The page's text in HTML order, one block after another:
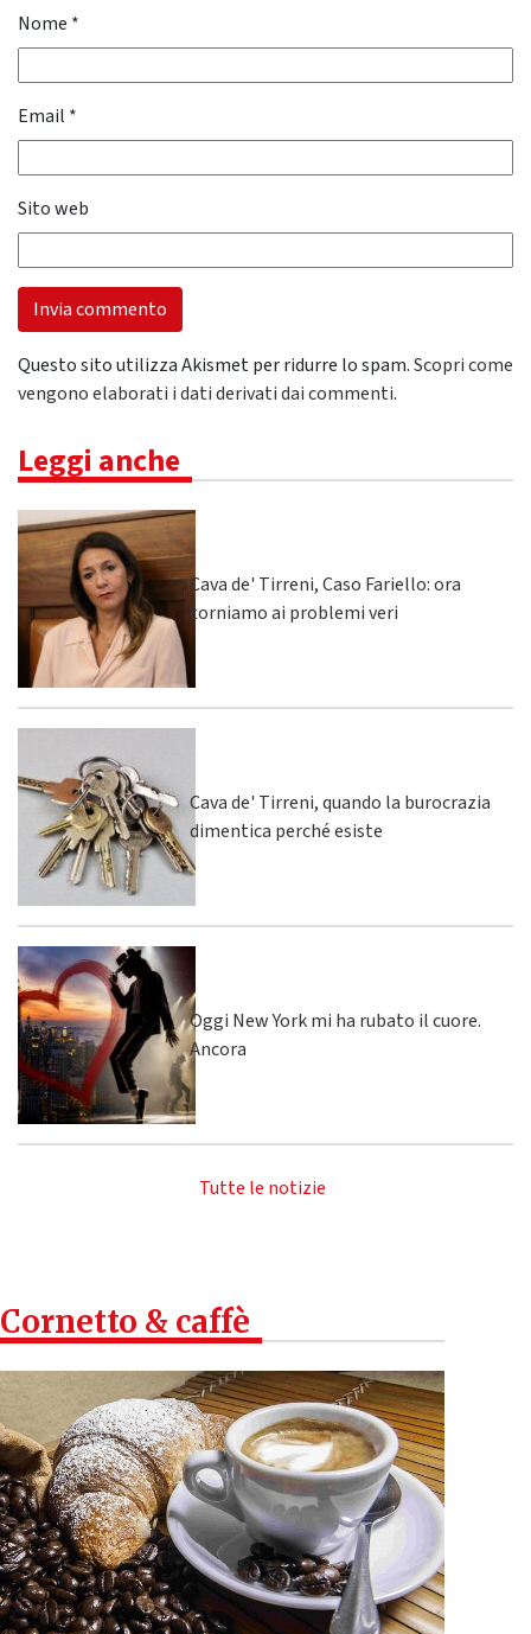
Nome *
Email *
Sito web
Questo sito utilizza Akismet per ridurre lo spam.Scopri come
vengono elaborati i dati derivati dai commenti.
Leggi anche
Cava de' Tirreni, Caso Fariello: ora
torniamo ai problemi veri
Cava de' Tirreni, quando la burocrazia
dimentica perché esiste
Oggi New York mi ha rubato il cuore.
Ancora
Tutte le notizie
Cornetto & caffè